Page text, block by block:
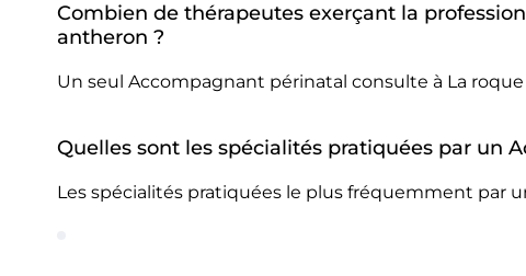
Combien de thérapeutes exerçant la
antheron ?
Un seul Accompagnant périnatal consulte à La
Quelles sont les spécialités pratiquées par un
Les spécialités pratiquées le plus fréquemment par